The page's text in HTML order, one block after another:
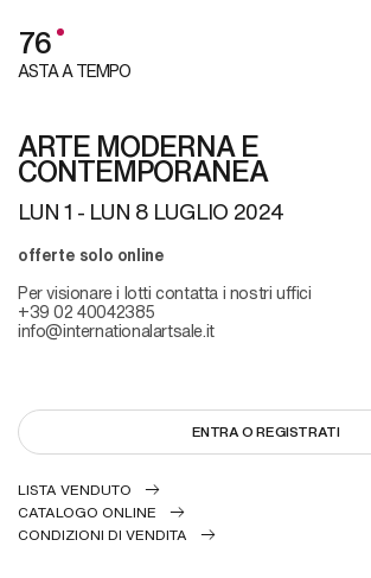
76
ASTA A TEMPO
ARTE MODERNA E
CONTEMPORANEA
LUN1 - LUN 8 LUGLIO 2024
offerte solo online
Per visionare i lotti contatta i nostri uffici
+39 02 40042385
info@internationalartsale.it
ENTRA O REGISTRATI
LISTA VENDUTO
CATALOGO ONLINE
CONDIZIONI DI VENDITA